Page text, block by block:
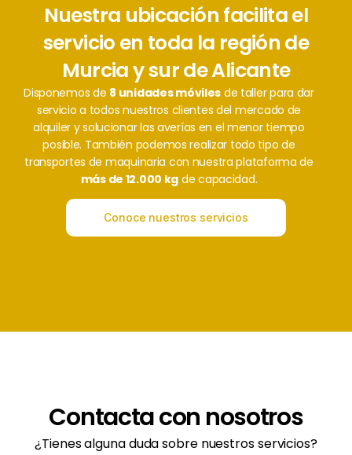
Nuestra ubicación facilita el
servicio en toda la región de
Murcia y sur de Alicante
Disponemos de 8 unidades móviles de taller para dar
servicio a todos nuestros clientes del mercado de
alquiler y solucionar las averías en el menor tiempo
posible. También podemos realizar todo tipo de
transportes de maquinaria con nuestra plataforma de
más de 12.000 kg de capacidad.
Conoce nuestros servicios
Contacta con nosotros
¿Tienes alguna duda sobre nuestros servicios?